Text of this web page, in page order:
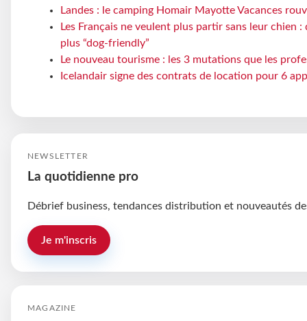
Landes : le camping Homair Mayotte Vacances
Les Français ne veulent plus partir sans leur chien
plus “dog-friendly”
Le nouveau tourisme : les 3 mutations que les
Icelandair signe des contrats de location pour 6
NEWSLETTER
La quotidienne pro
Débrief business, tendances distribution et nouveautés
Je m'inscris
MAGAZINE